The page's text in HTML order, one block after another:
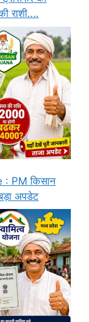
राशी….
PM किसान
अपडेट